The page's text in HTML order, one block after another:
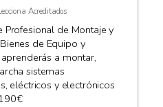
Acreditados
Profesional de Montaje y
de Equipo y
a montar,
sistemas
eléctricos y electrónicos